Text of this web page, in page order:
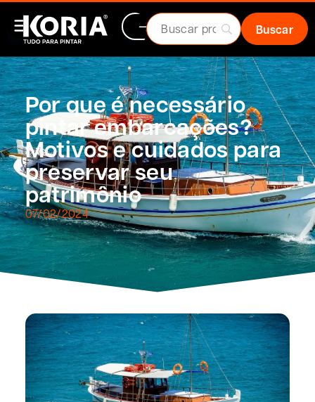
Por que é necessário
pintar embarcações?
Motivos e cuidados para
preservar seu
patrimônio
07/02/2024